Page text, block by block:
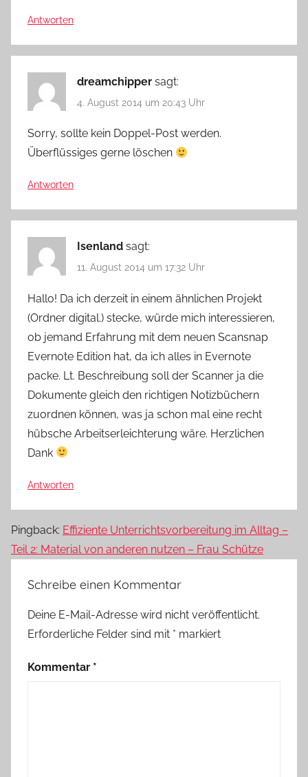
Antworten
dreamchipper sagt:
4. August 2014 um 20:43 Uhr
Sorry, sollte kein Doppel-Post werden.
Überflüssiges gerne löschen
Antworten
Isenland sagt:
11. August 2014 um 17:32 Uhr
Hallo! Da ich derzeit in einem ähnlichen Projekt
(Ordner digital.) stecke, würde mich interessieren,
ob jemand Erfahrung mit dem neuen Scansnap
Evernote Edition hat, da ich alles in Evernote
packe. Lt. Beschreibung soll der Scanner ja die
Dokumente gleich den richtigen Notizbüchern
zuordnen können, was ja schon mal eine recht
hübsche Arbeitserleichterung wäre. Herzlichen
Dank
Antworten
Pingback: Effiziente Unterrichtsvorbereitung im Alltag –
Teil 2: Material von anderen nutzen – Frau Schütze
Schreibe einen Kommentar
Deine E-Mail-Adresse wird nicht veröffentlicht.
Erforderliche Felder sind mit * markiert
Kommentar *